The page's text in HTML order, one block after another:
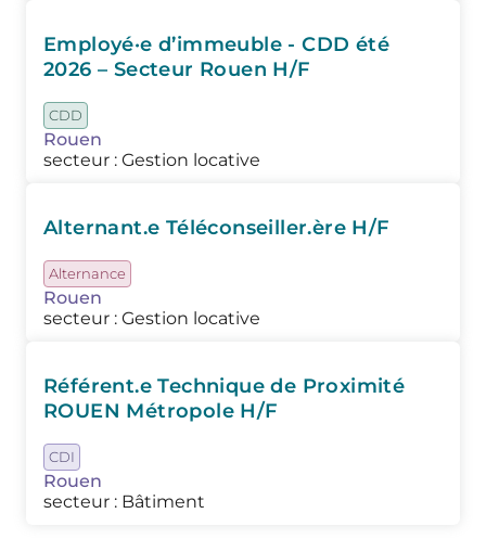
Employé·e d’immeuble - CDD été
2026 – Secteur Rouen H/F
CDD
Rouen
secteur : Gestion locative
Alternant.e Téléconseiller.ère H/F
Alternance
Rouen
secteur : Gestion locative
Référent.e Technique de Proximité
ROUEN Métropole H/F
CDI
Rouen
secteur : Bâtiment